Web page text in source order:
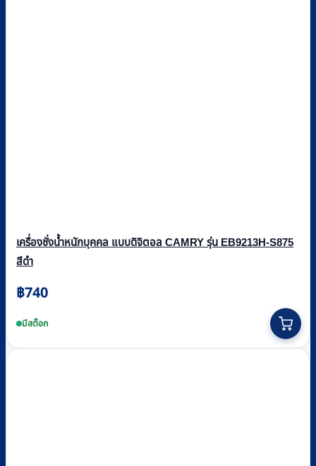
เครื่องชั่งน้ำหนักบุคคล แบบดิจิตอล CAMRY รุ่น EB9213H-S875
สีดำ
฿740
มีสต็อก